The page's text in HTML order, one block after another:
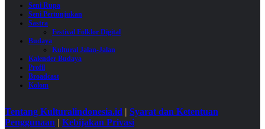
Seni Rupa
Seni Pertunjukan
Sastra
Festival Folklor Digital
Budaya
Kultural Jalan-Jalan
Kalender Budaya
Profil
Broadcast
Kolom
Tentang Kulturalindonesia.id | Syarat dan Ketentuan
Penggunaan | Kebijakan Privasi